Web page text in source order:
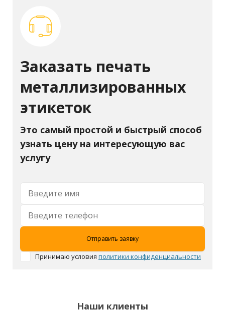
Заказать печать
металлизированных
этикеток
Это самый простой и быстрый способ
узнать цену на интересующую вас
услугу
Принимаю условия политики конфиденциальности
Наши клиенты